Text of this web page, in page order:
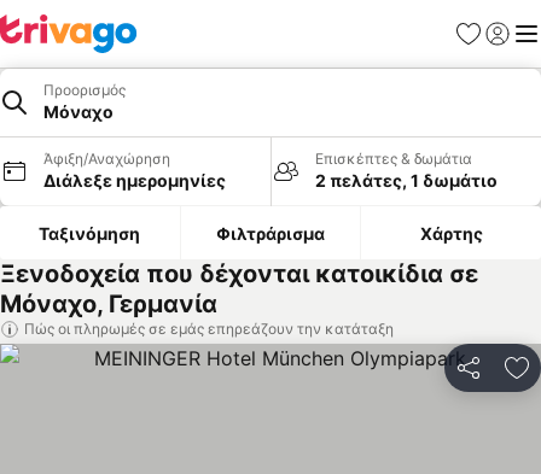
Προορισμός
Μόναχο
Άφιξη/Αναχώρηση
Διάλεξε ημερομηνίες
Επισκέπτες & δωμάτια
2 πελάτες, 1 δωμάτιο
Ταξινόμηση Φιλτράρισμα Χάρτης
Ξενοδοχεία που δέχονται κατοικίδια σε
Μόναχο, Γερμανία
Πώς οι πληρωμές σε εμάς επηρεάζουν την κατάταξη